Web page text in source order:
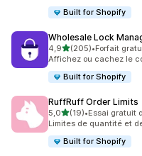
Built for Shopify
Wholesale Lock
4,9étoile(s) sur 5
(205)
205 avis au total
•Forfait
Affichez ou cachez le
Built for Shopify
RuffRuff Order Limits
5,0étoile(s) sur 5
(19)
19 avis au total
•Essai gratuit
Limites de quantité et
Built for Shopify